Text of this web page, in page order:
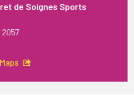
de Soignes Sports
2057